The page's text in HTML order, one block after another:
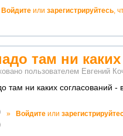
Войдите или зарегистрируйтесь ,
там ни каких
пользователем Евгений
там ни каких согласований -
» Войдите или